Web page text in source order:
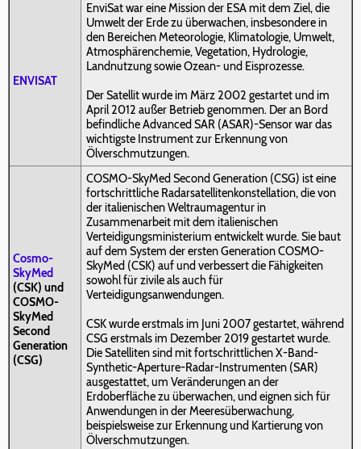
ENVISAT
EnviSat war eine Mission der ESA mit dem Ziel, die
Umwelt der Erde zu überwachen, insbesondere in
den Bereichen Meteorologie, Klimatologie, Umwelt,
Atmosphärenchemie, Vegetation, Hydrologie,
Landnutzung sowie Ozean- und Eisprozesse.
Der Satellit wurde im März 2002 gestartet und im
April 2012 außer Betrieb genommen. Der an Bord
befindliche Advanced SAR (ASAR)-Sensor war das
wichtigste Instrument zur Erkennung von
Ölverschmutzungen.
Cosmo-
SkyMed
(CSK) und
COSMO-
SkyMed
Second
Generation
(CSG)
COSMO-SkyMed Second Generation (CSG) ist eine
fortschrittliche Radarsatellitenkonstellation, die von
der italienischen Weltraumagentur in
Zusammenarbeit mit dem italienischen
Verteidigungsministerium entwickelt wurde. Sie baut
auf dem System der ersten Generation COSMO-
SkyMed (CSK) auf und verbessert die Fähigkeiten
sowohl für zivile als auch für
Verteidigungsanwendungen.
CSK wurde erstmals im Juni 2007 gestartet, während
CSG erstmals im Dezember 2019 gestartet wurde.
Die Satelliten sind mit fortschrittlichen X-Band-
Synthetic-Aperture-Radar-Instrumenten (SAR)
ausgestattet, um Veränderungen an der
Erdoberfläche zu überwachen, und eignen sich für
Anwendungen in der Meeresüberwachung,
beispielsweise zur Erkennung und Kartierung von
Ölverschmutzungen.